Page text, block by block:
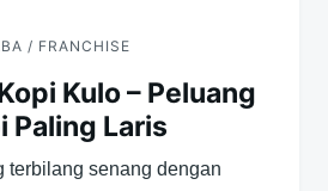
/ FRANCHISE
Kulo – Peluang
Paling Laris
terbilang senang dengan